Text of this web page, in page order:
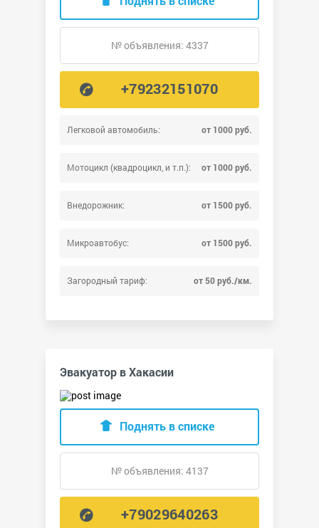
Легковой автомобиль: от 1000 руб.
Мотоцикл (квадроцикл, и т.п.): от 1000 руб.
Внедорожник: от 1500 руб.
Микроавтобус: от 1500 руб.
Загородный тариф: от 50 руб./км.
№ объявления: 4337
+79232151070
Эвакуатор в Хакасии
Поднять в списке
№ объявления: 4137
+79029640263